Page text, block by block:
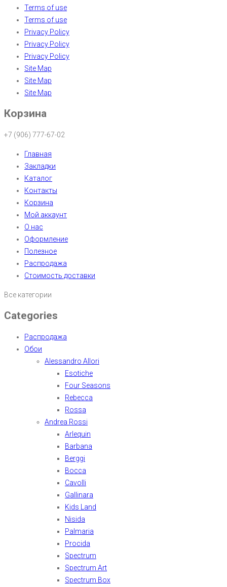
Terms of use
Terms of use
Privacy Policy
Privacy Policy
Privacy Policy
Site Map
Site Map
Site Map
Корзина
+7 (906) 777-67-02
Главная
Закладки
Каталог
Контакты
Корзина
Мой аккаунт
О нас
Оформление
Полезное
Распродажа
Стоимость доставки
Все категории
Categories
Распродажа
Обои
Alessandro Allori
Esotiche
Four Seasons
Rebecca
Rossa
Andrea Rossi
Arlequin
Barbana
Berggi
Bocca
Cavolli
Gallinara
Kids Land
Nisida
Palmaria
Procida
Spectrum
Spectrum Art
Spectrum Box